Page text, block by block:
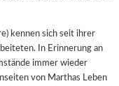
kennen sich seit ihrer
In Erinnerung an
immer wieder
von Marthas Leben